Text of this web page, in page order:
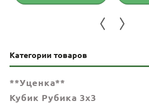
Категории товаров
**Уценка**
Кубик Рубика 3x3